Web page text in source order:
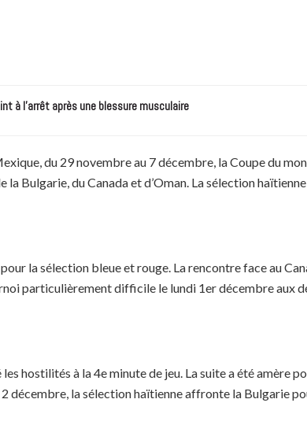
à l’arrêt après une blessure musculaire
du 29 novembre au 7 décembre, la Coupe du
la Bulgarie, du Canada et d’Oman. La sélection
la sélection bleue et rouge. La rencontre face au
particulièrement difficile le lundi 1er décembre aux
hostilités à la 4e minute de jeu. La suite a été amère
décembre, la sélection haïtienne affronte la Bulgarie